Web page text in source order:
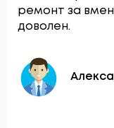
ремонт за
доволен.